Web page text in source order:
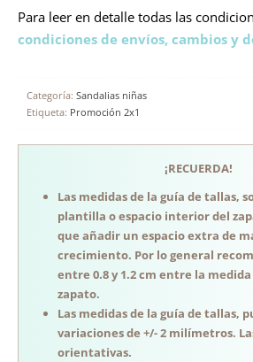
Para leer en detalle todas las
condiciones de envíos, cambios y
Categoría: Sandalias niñas
Etiqueta: Promoción 2x1
¡RECUERDA!
Las medidas de la guía de tallas,
plantilla o espacio interior del
que añadir un espacio extra de
crecimiento. Por lo general
entre 0.8 y 1.2 cm entre la
zapato.
Las medidas de la guía de tallas,
variaciones de +/- 2 milímetros.
orientativas.